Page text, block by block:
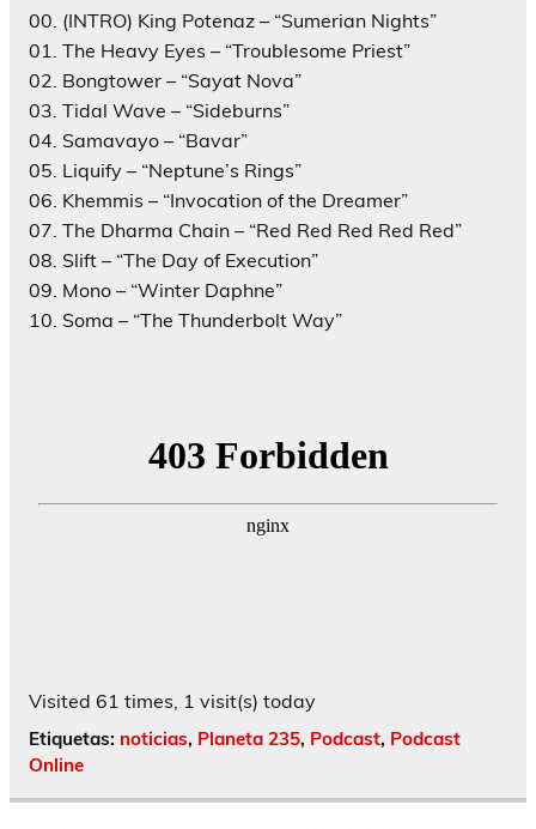
00. (INTRO) King Potenaz – “Sumerian Nights”
01. The Heavy Eyes – “Troublesome Priest”
02. Bongtower – “Sayat Nova”
03. Tidal Wave – “Sideburns”
04. Samavayo – “Bavar”
05. Liquify – “Neptune’s Rings”
06. Khemmis – “Invocation of the Dreamer”
07. The Dharma Chain – “Red Red Red Red Red”
08. Slift – “The Day of Execution”
09. Mono – “Winter Daphne”
10. Soma – “The Thunderbolt Way”
Visited 61 times, 1 visit(s) today
Etiquetas: noticias, Planeta 235, Podcast, Podcast
Online